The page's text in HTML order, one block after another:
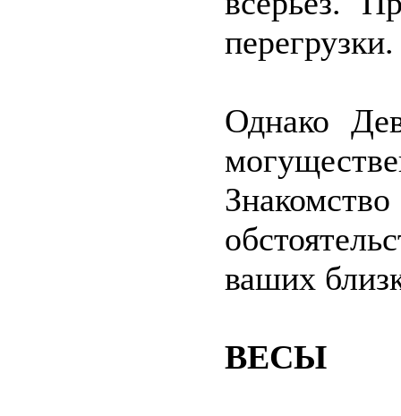
перегрузки.
Однако
ваших
ВЕСЫ